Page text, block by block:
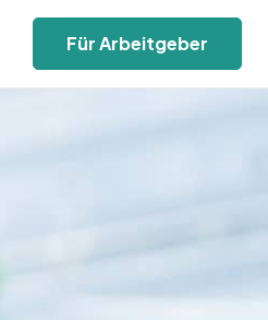
Für Arbeitgeber